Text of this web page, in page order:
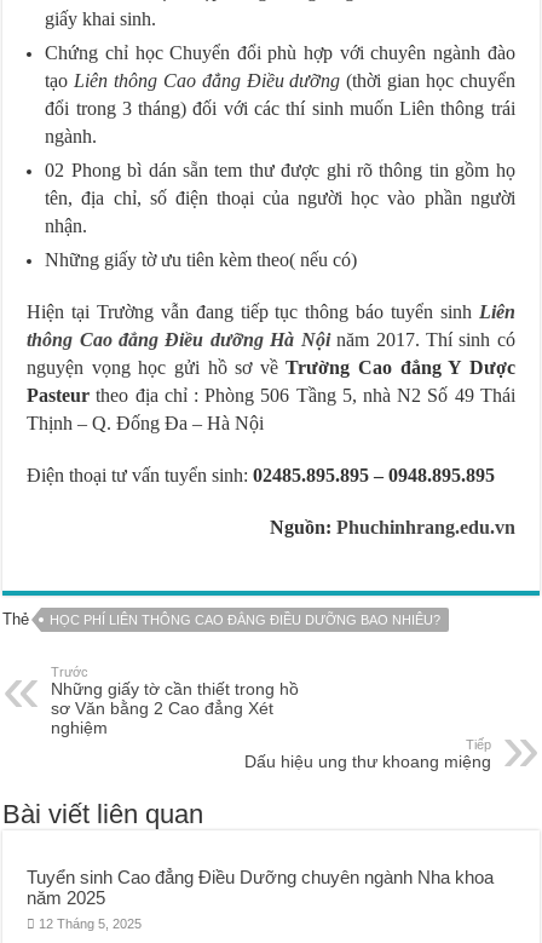
giấy khai sinh.
Chứng chỉ học Chuyển đổi phù hợp với chuyên ngành đào
tạo Liên thông Cao đẳng Điều dưỡng (thời gian học chuyển
đổi trong 3 tháng) đối với các thí sinh muốn Liên thông trái
ngành.
02 Phong bì dán sẵn tem thư được ghi rõ thông tin gồm họ
tên, địa chỉ, số điện thoại của người học vào phần người
nhận.
Những giấy tờ ưu tiên kèm theo( nếu có)
Hiện tại Trường vẫn đang tiếp tục thông báo tuyển sinh Liên
thông Cao đẳng Điều dưỡng Hà Nộinăm 2017. Thí sinh có
nguyện vọng học gửi hồ sơ vềTrường Cao đẳng Y Dược
Pasteurtheo địa chỉ : Phòng 506 Tầng 5, nhà N2 Số 49 Thái
Thịnh – Q. Đống Đa – Hà Nội
Điện thoại tư vấn tuyển sinh:02485.895.895 – 0948.895.895
Nguồn: Phuchinhrang.edu.vn
Thẻ HỌC PHÍ LIÊN THÔNG CAO ĐẲNG ĐIỀU DƯỠNG BAO NHIÊU?
Trước
Những giấy tờ cần thiết trong hồ
sơ Văn bằng 2 Cao đẳng Xét
nghiệm
Tiếp
Dấu hiệu ung thư khoang miệng
Bài viết liên quan
Tuyển sinh Cao đẳng Điều Dưỡng chuyên ngành Nha khoa
năm 2025
12 Tháng 5, 2025